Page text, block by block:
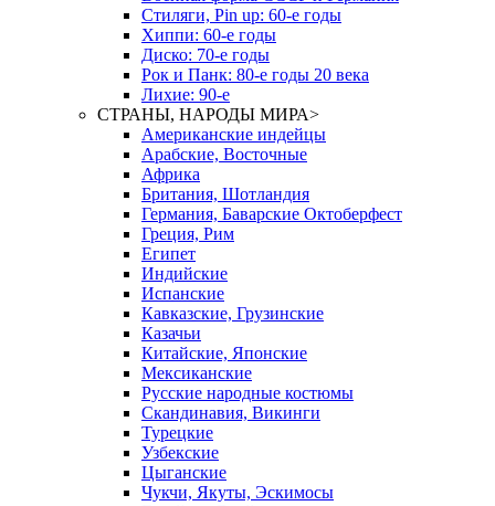
Стиляги, Pin up: 60-е годы
Хиппи: 60-е годы
Диско: 70-е годы
Рок и Панк: 80-е годы 20 века
Лихие: 90-е
СТРАНЫ, НАРОДЫ МИРА>
Американские индейцы
Арабские, Восточные
Африка
Британия, Шотландия
Германия, Баварские Октоберфест
Греция, Рим
Египет
Индийские
Испанские
Кавказские, Грузинские
Казачьи
Китайские, Японские
Мексиканские
Русские народные костюмы
Скандинавия, Викинги
Турецкие
Узбекские
Цыганские
Чукчи, Якуты, Эскимосы